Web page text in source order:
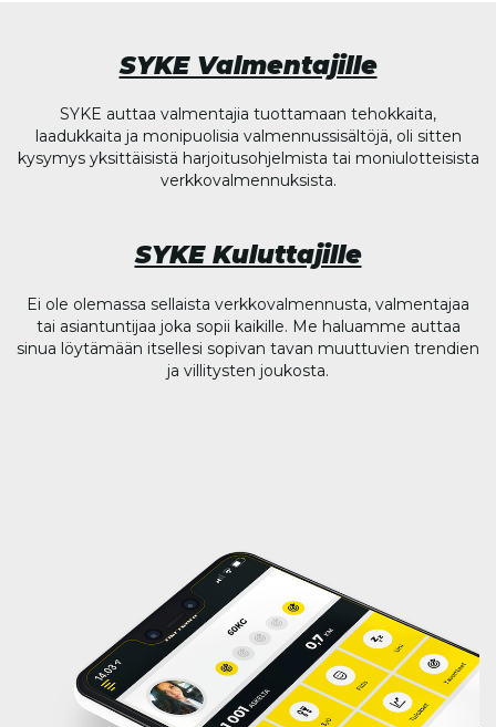
SYKE Valmentajille
SYKE auttaa valmentajia tuottamaan tehokkaita,
laadukkaita ja monipuolisia valmennussisältöjä, oli sitten
kysymys yksittäisistä harjoitusohjelmista tai moniulotteisista
verkkovalmennuksista.
SYKE Kuluttajille
Ei ole olemassa sellaista verkkovalmennusta, valmentajaa
tai asiantuntijaa joka sopii kaikille. Me haluamme auttaa
sinua löytämään itsellesi sopivan tavan muuttuvien trendien
ja villitysten joukosta.